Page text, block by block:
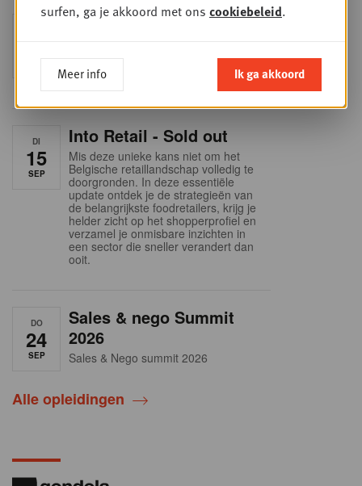
SEP
Foodservice - Joint
Intro to Negotiation: Succes aan de
onderhandelingstafel is geen toeval!
DI
15
SEP
Into Retail - Sold out
Mis deze unieke kans niet om het
Belgische retaillandschap volledig te
doorgronden. In deze essentiële
update ontdek je de strategieën van
de belangrijkste foodretailers, krijg je
helder zicht op het shopperprofiel en
verzamel je onmisbare inzichten in
een sector die sneller verandert dan
ooit.
DO
24
SEP
Sales & nego Summit
2026
Sales & Nego summit 2026
Alle opleidingen
surfen, ga je akkoord met ons cookiebeleid.
Meer info Ik ga akkoord